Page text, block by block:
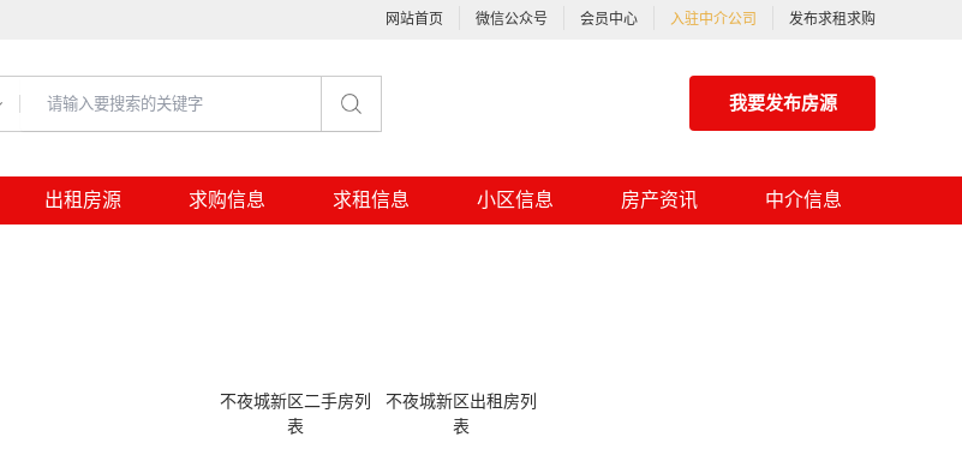
网站首页 微信公众号 会员中心 入驻中介公司 发布求租求购
我要发布房源
出租房源 求购信息 求租信息 小区信息 房产资讯 中介信息
不夜城新区二手房列
表
不夜城新区出租房列
表